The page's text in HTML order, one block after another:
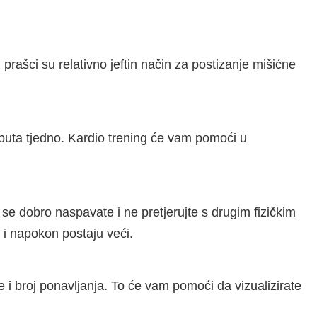
su relativno jeftin način za postizanje mišićne
tjedno. Kardio trening će vam pomoći u
dobro naspavate i ne pretjerujte s drugim fizičkim
napokon postaju veći.
broj ponavljanja. To će vam pomoći da vizualizirate